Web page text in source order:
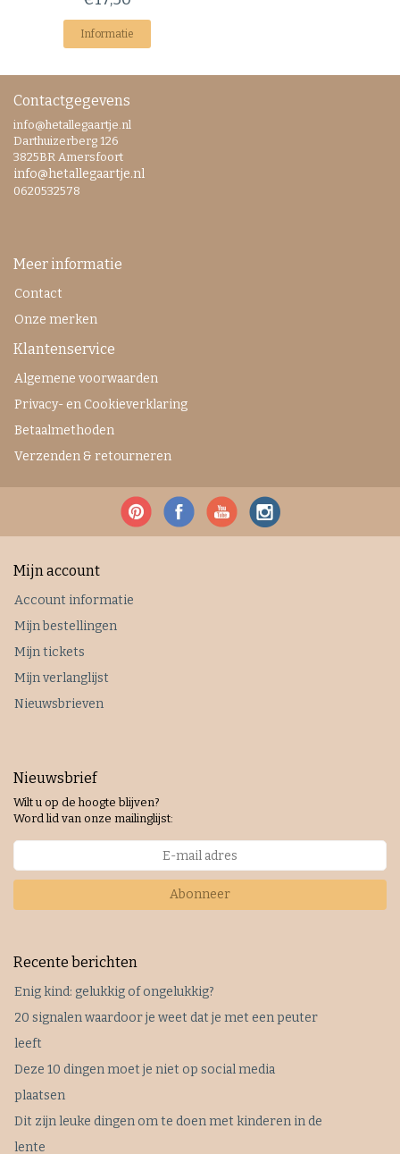
Informatie
Contactgegevens
info@hetallegaartje.nl
Darthuizerberg 126
3825BR Amersfoort
info@hetallegaartje.nl
0620532578
Meer informatie
Contact
Onze merken
Klantenservice
Algemene voorwaarden
Privacy- en Cookieverklaring
Betaalmethoden
Verzenden & retourneren
Mijn account
Account informatie
Mijn bestellingen
Mijn tickets
Mijn verlanglijst
Nieuwsbrieven
Nieuwsbrief
Wilt u op de hoogte blijven?
Word lid van onze mailinglijst:
Abonneer
Recente berichten
Enig kind: gelukkig of ongelukkig?
20 signalen waardoor je weet dat je met een peuter
leeft
Deze 10 dingen moet je niet op social media
plaatsen
Dit zijn leuke dingen om te doen met kinderen in de
lente